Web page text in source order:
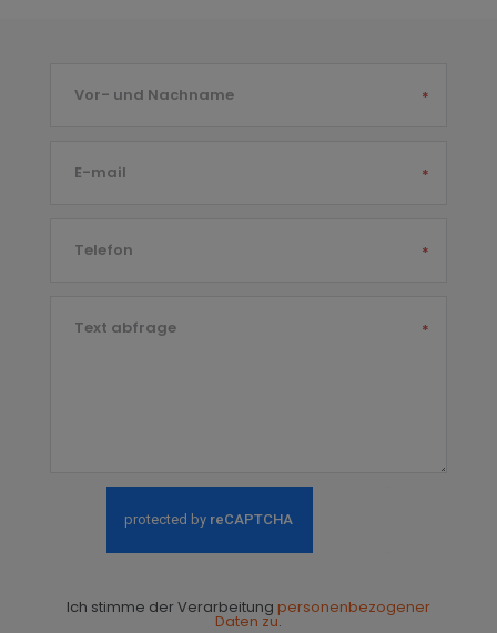
Vor- und Nachname *
E-mail *
Telefon *
Text abfrage *
Ich stimme der Verarbeitung personenbezogener
Daten zu.